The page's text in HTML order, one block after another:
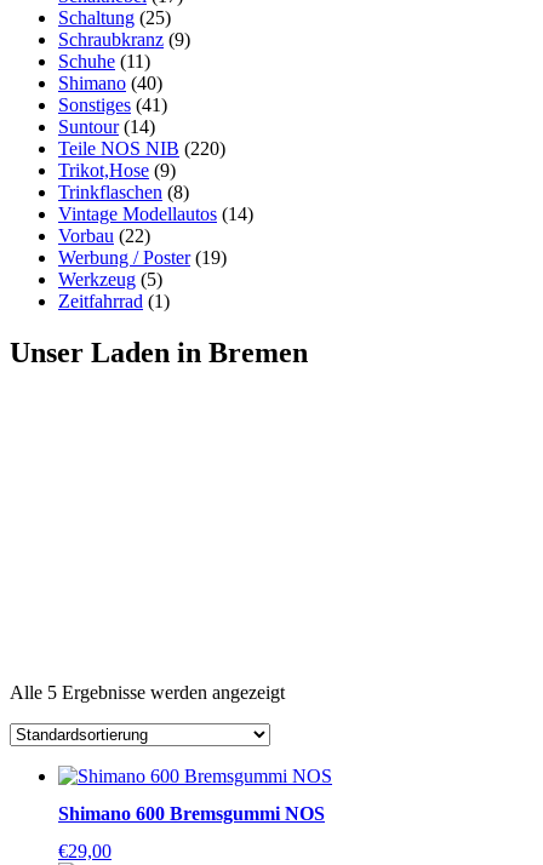
Schaltung (25)
Schraubkranz (9)
Schuhe (11)
Shimano (40)
Sonstiges (41)
Suntour (14)
Teile NOS NIB (220)
Trikot,Hose (9)
Trinkflaschen (8)
Vintage Modellautos (14)
Vorbau (22)
Werbung / Poster (19)
Werkzeug (5)
Zeitfahrrad (1)
Unser Laden in Bremen
Alle 5 Ergebnisse werden angezeigt
Shimano 600 Bremsgummi NOS
€29,00